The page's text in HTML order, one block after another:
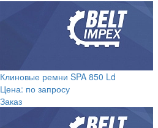
Клиновые ремни SPA 850 Ld
Цена: по запросу
Заказ